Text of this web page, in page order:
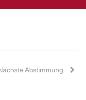
Abstimmung